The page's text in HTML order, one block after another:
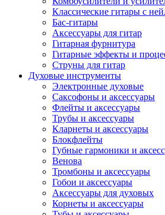
Классические гитары с
Бас-гитары
Аксессуары для гитар
Гитарная фурнитура
Гитарные эффекты и
Струны для гитар
Духовые инструменты
Электронные духовые
Саксофоны и аксессуары
Флейты и аксессуары
Трубы и аксессуары
Кларнеты и аксессуары
Блокфлейты
Губные гармоники и
Венова
Тромбоны и аксессуары
Гобои и аксессуары
Аксессуары для духовых
Корнеты и аксессуары